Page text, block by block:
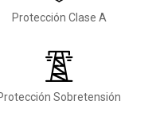
Protección Clase A
Sobretensión